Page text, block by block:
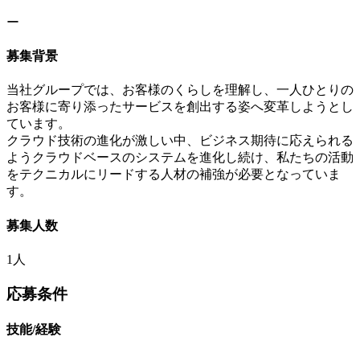
ー
募集背景
当社グループでは、お客様のくらしを理解し、一人ひとりの
お客様に寄り添ったサービスを創出する姿へ変革しようとし
ています。
クラウド技術の進化が激しい中、ビジネス期待に応えられる
ようクラウドベースのシステムを進化し続け、私たちの活動
をテクニカルにリードする人材の補強が必要となっていま
す。
募集人数
1人
応募条件
技能/経験